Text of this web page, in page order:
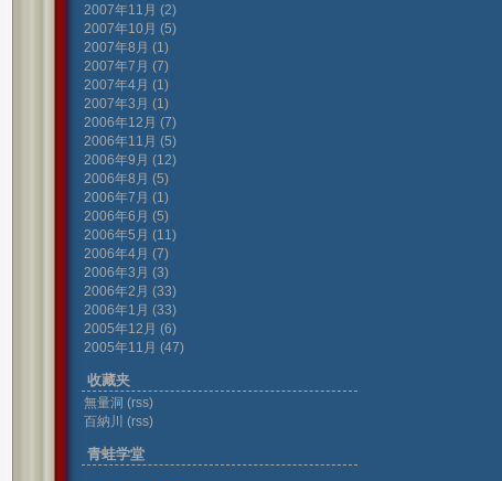
2007年11月 (2)
2007年10月 (5)
2007年8月 (1)
2007年7月 (7)
2007年4月 (1)
2007年3月 (1)
2006年12月 (7)
2006年11月 (5)
2006年9月 (12)
2006年8月 (5)
2006年7月 (1)
2006年6月 (5)
2006年5月 (11)
2006年4月 (7)
2006年3月 (3)
2006年2月 (33)
2006年1月 (33)
2005年12月 (6)
2005年11月 (47)
收藏夹
無量洞 (rss)
百納川 (rss)
青蛙学堂